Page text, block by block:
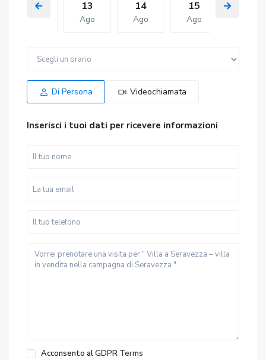
12 13
Ago
14
Ago
15
Ago
Ven Sab
Ago
Di Persona Videochiamata
Inserisci i tuoi dati per ricevere informazioni
Acconsento alGDPR Terms